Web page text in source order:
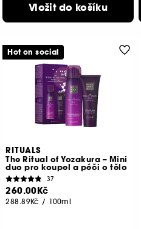
Vložit do košíku
RITUALS
The Ritual of Yozakura – Mini
duo pro koupel a péči o tělo
37
260.00Kč
288.89Kč / 100ml
Hot on social